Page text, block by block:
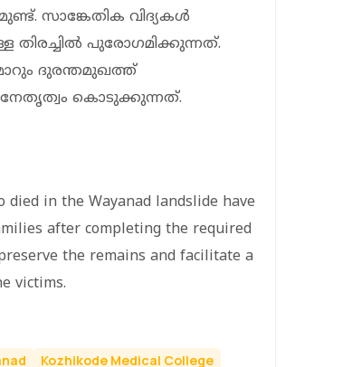
സാങ്കേതിക വിദ്യകള്‍
തിരച്ചില്‍ പുരോഗമിക്കുന്നത്.
ദുരന്തമുഖത്ത്
നേതൃത്വം കൊടുക്കുന്നത്.
in the Wayanad landslide have
after completing the required
the remains and facilitate a
victims.
Kozhikode Medical College